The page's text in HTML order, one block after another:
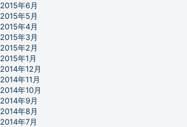
2015年6月
2015年5月
2015年4月
2015年3月
2015年2月
2015年1月
2014年12月
2014年11月
2014年10月
2014年9月
2014年8月
2014年7月